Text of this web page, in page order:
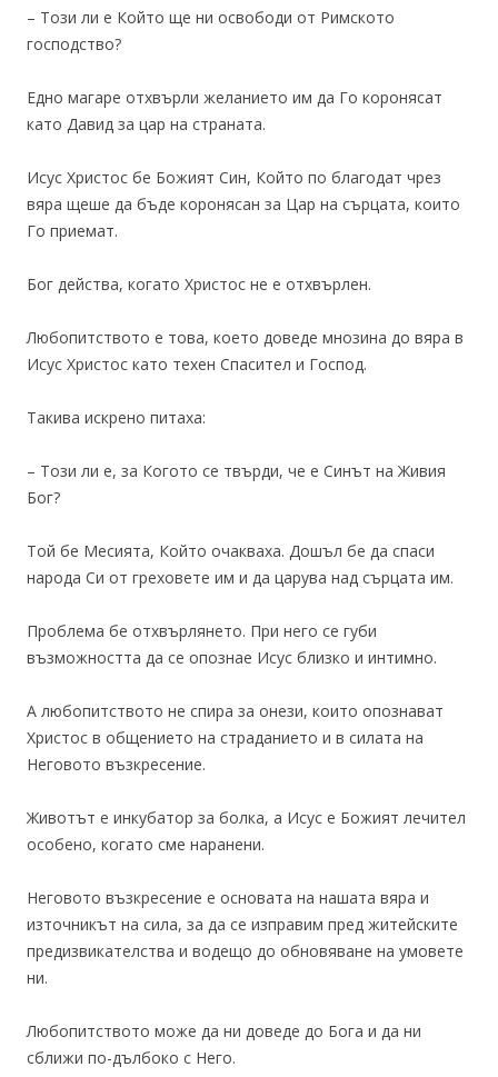
– Този ли е Който ще ни освободи от Римското
господство?
Едно магаре отхвърли желанието им да Го коронясат
като Давид за цар на страната.
Исус Христос бе Божият Син, Който по благодат чрез
вяра щеше да бъде коронясан за Цар на сърцата, които
Го приемат.
Бог действа, когато Христос не е отхвърлен.
Любопитството е това, което доведе мнозина до вяра в
Исус Христос като техен Спасител и Господ.
Такива искрено питаха:
– Този ли е, за Когото се твърди, че е Синът на Живия
Бог?
Той бе Месията, Който очакваха. Дошъл бе да спаси
народа Си от греховете им и да царува над сърцата им.
Проблема бе отхвърлянето. При него се губи
възможността да се опознае Исус близко и интимно.
А любопитството не спира за онези, които опознават
Христос в общението на страданието и в силата на
Неговото възкресение.
Животът е инкубатор за болка, а Исус е Божият лечител
особено, когато сме наранени.
Неговото възкресение е основата на нашата вяра и
източникът на сила, за да се изправим пред житейските
предизвикателства и водещо до обновяване на умовете
ни.
Любопитството може да ни доведе до Бога и да ни
сближи по-дълбоко с Него.